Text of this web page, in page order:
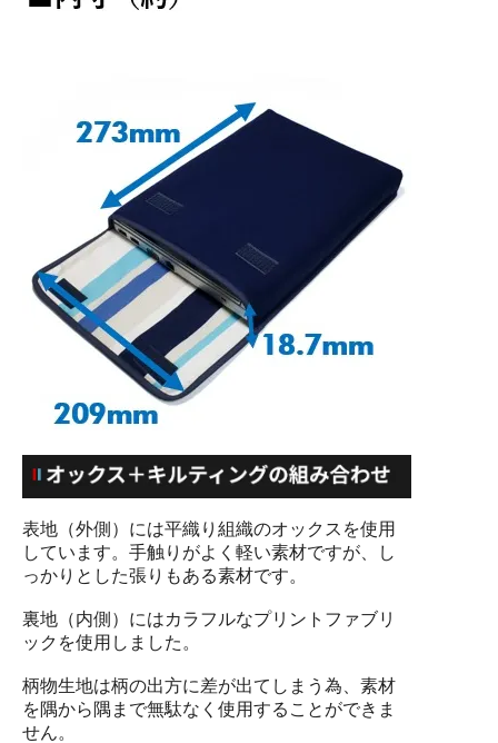
表地（外側）には平織り組織のオックスを使用
しています。手触りがよく軽い素材ですが、し
っかりとした張りもある素材です。
裏地（内側）にはカラフルなプリントファブリ
ックを使用しました。
柄物生地は柄の出方に差が出てしまう為、素材
を隅から隅まで無駄なく使用することができま
せん。